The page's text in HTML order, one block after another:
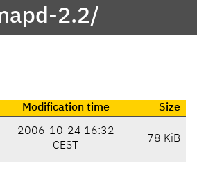
2.2/
Modification time
Size
2006-10-24 16:32
CEST
78 KiB